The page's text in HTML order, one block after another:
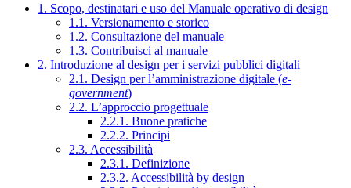
1. Scopo, destinatari e uso del Manuale operativo di design
1.1. Versionamento e storico
1.2. Consultazione del manuale
1.3. Contribuisci al manuale
2. Introduzione al design per i servizi pubblici digitali
2.1. Design per l’amministrazione digitale (e-
government)
2.2. L’approccio progettuale
2.2.1. Buone pratiche
2.2.2. Principi
2.3. Accessibilità
2.3.1. Definizione
2.3.2. Accessibilità by design